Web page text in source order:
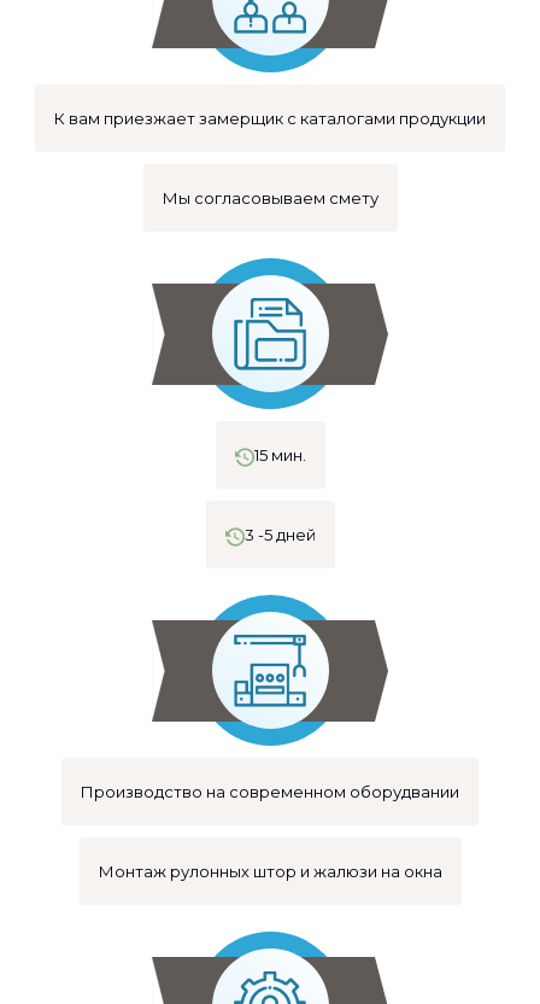
К вам приезжает замерщик с каталогами продукции
Мы согласовываем смету
15 мин.
3 -5 дней
Производство на современном оборудвании
Монтаж рулонных штор и жалюзи на окна